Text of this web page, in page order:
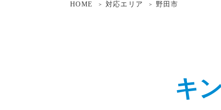
HOME 対応エリア 野田市
キ